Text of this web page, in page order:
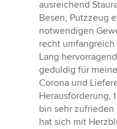
ausreichend
Besen, Putzzeug
notwendigen
recht
Lang
geduldig für
Corona und
Herausforderung,
bin sehr zufrieden
hat sich mit